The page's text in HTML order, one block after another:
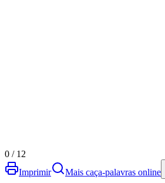
0 / 12
Imprimir
Mais caça-palavras online